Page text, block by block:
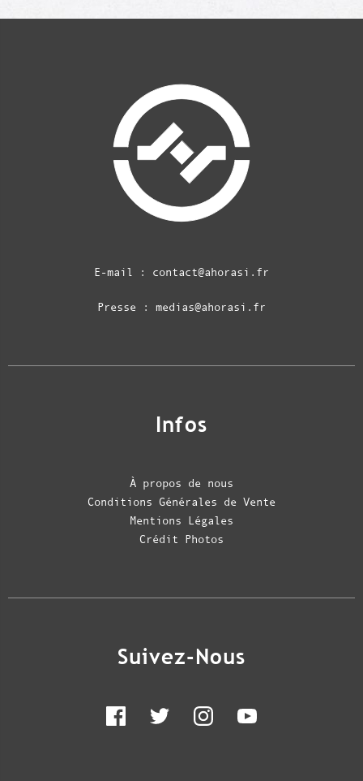
E-mail : contact@ahorasi.fr
Presse : medias@ahorasi.fr
Infos
À propos de nous
Conditions Générales de Vente
Mentions Légales
Crédit Photos
Suivez-Nous